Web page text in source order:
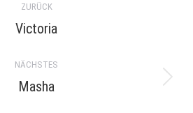
ZURÜCK
Previous
Victoria
NÄCHSTES
Next
Masha